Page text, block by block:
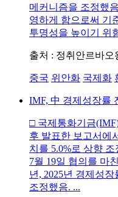
메커니즘을 조정했
영하게 함으로써 기
투명성을 높이기 위
출처 : 정취안르바오
중국 위안화 국제화
IMF, 中 경제성장률
□ 국제통화기금
후 발표한 보고서에
치를 5.0%로 상향
7월 19일 협의를 마
년, 2025년 경제성
조정했음. ...